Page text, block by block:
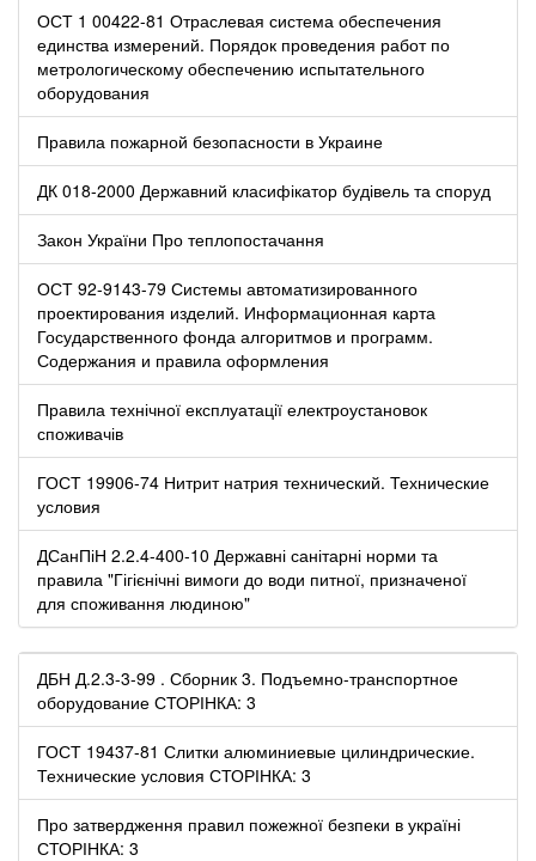
ОСТ 1 00422-81 Отраслевая система обеспечения
единства измерений. Порядок проведения работ по
метрологическому обеспечению испытательного
оборудования
Правила пожарной безопасности в Украине
ДК 018-2000 Державний класифікатор будівель та споруд
Закон України Про теплопостачання
ОСТ 92-9143-79 Системы автоматизированного
проектирования изделий. Информационная карта
Государственного фонда алгоритмов и программ.
Содержания и правила оформления
Правила технічної експлуатації електроустановок
споживачів
ГОСТ 19906-74 Нитрит натрия технический. Технические
условия
ДСанПіН 2.2.4-400-10 Державні санітарні норми та
правила "Гігієнічні вимоги до води питної, призначеної
для споживання людиною"
ДБН Д.2.3-3-99 . Сборник 3. Подъемно-транспортное
оборудование СТОРІНКА: 3
ГОСТ 19437-81 Слитки алюминиевые цилиндрические.
Технические условия СТОРІНКА: 3
Про затвердження правил пожежної безпеки в україні
СТОРІНКА: 3